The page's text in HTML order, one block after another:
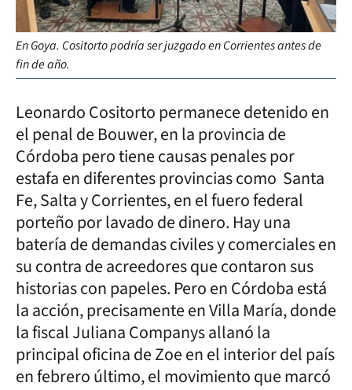
En Goya. Cositorto podría ser juzgado en Corrientes antes de
fin de año.
Leonardo Cositorto permanece detenido en
el penal de Bouwer, en la provincia de
Córdoba pero tiene causas penales por
estafa en diferentes provincias como Santa
Fe, Salta y Corrientes, en el fuero federal
porteño por lavado de dinero. Hay una
batería de demandas civiles y comerciales en
su contra de acreedores que contaron sus
historias con papeles. Pero en Córdoba está
la acción, precisamente en Villa María, donde
la fiscal Juliana Companys allanó la
principal oficina de Zoe en el interior del país
en febrero último, el movimiento que marcó